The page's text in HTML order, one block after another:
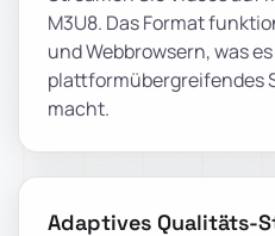
M3U8. Das Format
und Webbrowsern, was
plattformübergreifendes
macht.
Adaptives Qualitäts-